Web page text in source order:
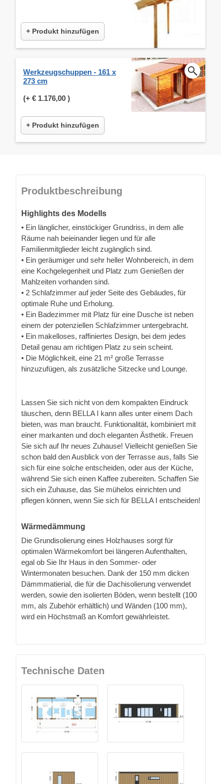
+ Produkt hinzufügen
Werkzeugschuppen - 161 x
273 cm
(+ € 1.176,00 )
+ Produkt hinzufügen
Produktbeschreibung
Highlights des Modells
• Ein länglicher, einstöckiger Grundriss, in dem alle
Räume nah beieinander liegen und für alle
Familienmitglieder leicht zugänglich sind.
• Ein geräumiger und sehr heller Wohnbereich, in dem
eine Kochgelegenheit und Platz zum Genießen der
Mahlzeiten vorhanden sind.
• 2 Schlafzimmer auf jeder Seite des Gebäudes, für
optimale Ruhe und Erholung.
• Ein Badezimmer mit Platz für eine Dusche ist neben
einem der potenziellen Schlafzimmer untergebracht.
• Ein makelloses, raffiniertes Design, bei dem jedes
Detail genau am richtigen Platz zu sein scheint.
• Die Möglichkeit, eine 21 m² große Terrasse
hinzuzufügen, als zusätzliche Sitzecke und Lounge.
Lassen Sie sich nicht von dem kompakten Eindruck
täuschen, denn BELLA I kann alles unter einem Dach
bieten, was man braucht. Funktionalität, kombiniert mit
einer markanten und doch eleganten Ästhetik. Freuen
Sie sich auf Ihr neues Zuhause! Vielleicht genießen Sie
schon bald den Ausblick von der Terrasse aus, falls Sie
sich für eine solche entscheiden, oder aus der Küche,
während Sie sich einen Kaffee zubereiten. Schaffen Sie
sich ein Zuhause, das Sie mühelos einrichten und
pflegen können, wenn Sie sich für BELLA I entscheiden!
Wärmedämmung
Die Grundisolierung eines Holzhauses sorgt für
optimalen Wärmekomfort bei längeren Aufenthalten,
egal ob Sie Ihr Haus in den Sommer- oder
Wintermonaten besuchen. Dank der 150 mm dicken
Dämmmatierial, die für die Dachisolierung verwendet
werden, sowie den isolierten Böden, wenn bestellt (100
mm, als Zubehör erhältlich) und Wänden (100 mm),
wird ein Höchstmaß an Komfort gewährleistet.
Technische Daten